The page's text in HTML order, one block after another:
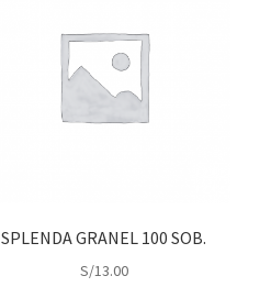
SPLENDA GRANEL 100 SOB.
S/13.00